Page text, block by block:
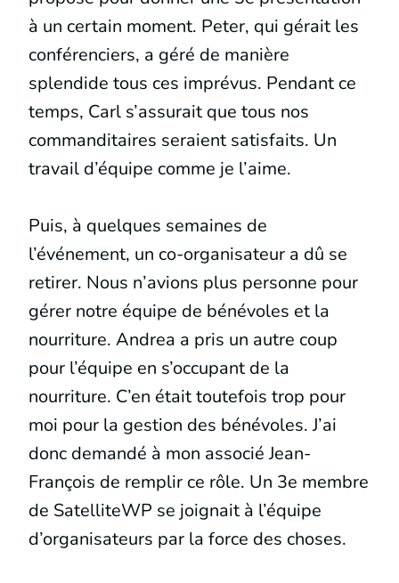
à un certain moment. Peter, qui gérait les
conférenciers, a géré de manière
splendide tous ces imprévus. Pendant ce
temps, Carl s’assurait que tous nos
commanditaires seraient satisfaits. Un
travail d’équipe comme je l’aime.
Puis, à quelques semaines de
l’événement, un co-organisateur a dû se
retirer. Nous n’avions plus personne pour
gérer notre équipe de bénévoles et la
nourriture. Andrea a pris un autre coup
pour l’équipe en s’occupant de la
nourriture. C’en était toutefois trop pour
moi pour la gestion des bénévoles. J’ai
donc demandé à mon associé Jean-
François de remplir ce rôle. Un 3e membre
de SatelliteWP se joignait à l’équipe
d’organisateurs par la force des choses.